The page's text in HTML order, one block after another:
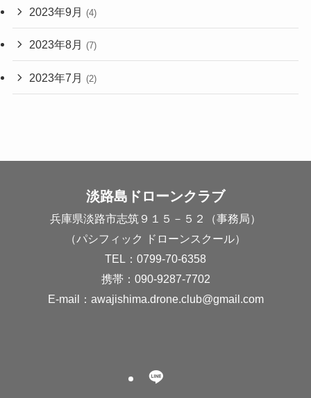
2023年9月 (4)
2023年8月 (7)
2023年7月 (2)
淡路島ドローンクラブ
兵庫県淡路市志筑９１５－５２（事務局）
（パシフィック ドローンスクール）
TEL：0799-70-6358
携帯：090-9287-7702
E-mail： awajishima.drone.club@gmail.com